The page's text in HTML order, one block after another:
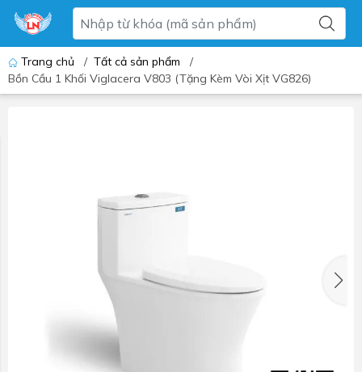
Trang chủ / Tất cả sản phẩm
/
Bồn Cầu 1 Khối Viglacera V803 (Tặng Kèm Vòi Xịt VG826)